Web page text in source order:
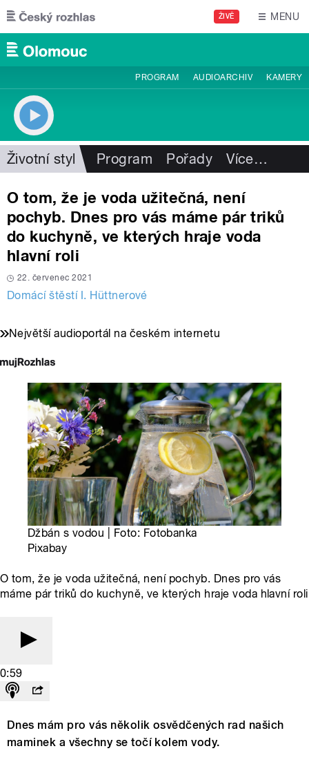
Přejít k hlavnímu obsahu
ŽIVĚ MENU
PROGRAM AUDIOARCHIV KAMERY
Životní styl Program Pořady Více…
O tom, že je voda užitečná, není
pochyb. Dnes pro vás máme pár triků
do kuchyně, ve kterých hraje voda
hlavní roli
22. červenec 2021
Domácí štěstí I. Hüttnerové
Největší audioportál na českém internetu
Džbán s vodou | Foto: Fotobanka
Pixabay
O tom, že je voda užitečná, není pochyb. Dnes pro vás
máme pár triků do kuchyně, ve kterých hraje voda hlavní roli
0:59
Dnes mám pro vás několik osvědčených rad našich
maminek a všechny se točí kolem vody.